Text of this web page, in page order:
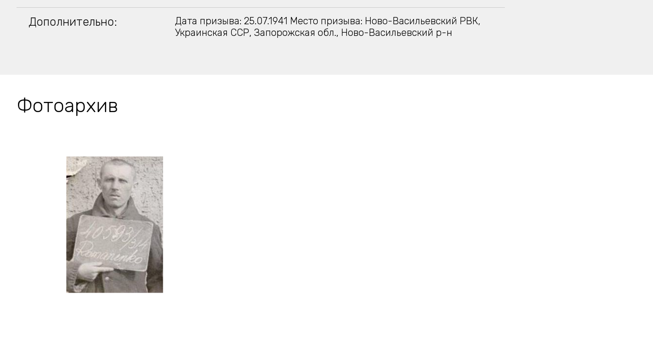
Дополнительно:
Дата призыва: 25.07.1941 Место призыва: Ново-Васильевский РВК,
Украинская ССР, Запорожская обл., Ново-Васильевский р-н
Фотоархив